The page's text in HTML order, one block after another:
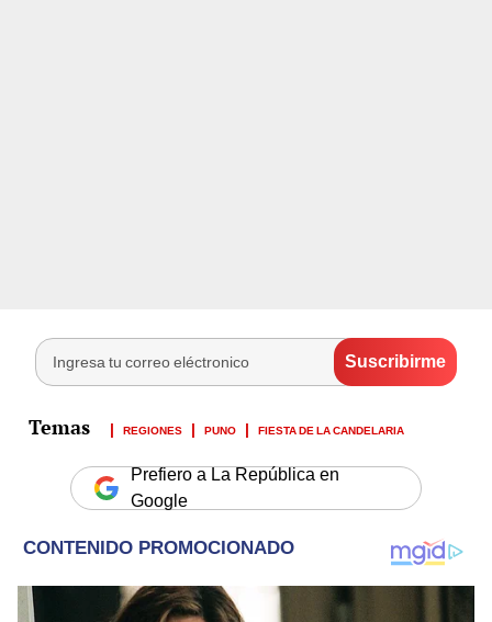
REGIONES PUNO FIESTA DE LA CANDELARIA
Prefiero a La República en
Google